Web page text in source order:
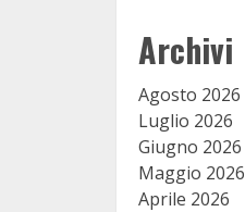
Archivi
Agosto 2026
Luglio 2026
Giugno 2026
Maggio 2026
Aprile 2026